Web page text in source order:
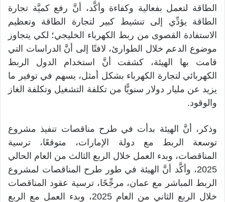
الطاقة لتعمل بفعالية وكفاءة وأكَّد، أنَّ رفع كميَّة تجارة
الطاقة يؤدِّي إلى تنشيط كبير لتجارة الطاقة وتعظيم
الاستفادة القصوى من ربط الكهرباء الخليجي؛ لكي يتجاوز
موضوع الدعم خلال الطوارئ، لافتًا إلى أنَّ الدراسات التي
قامت بها الهيئة، كشفت أنَّ استخدام الدول الربط
الكهربائي لتجارة الكهرباء بشكل أمثل، يسهم في توفير ما
يزيد عن مليار دولار سنويًّا من تكلفة التشغيل وتكلفة الغاز
والوقود.
وذكر، أنَّ الهيئة بدأت في طرح مناقصات تنفيذ مشروع
توسعة الربط مع دولة الإمارات، متوقعًا، ترسية
المناقصات، وبدء العمل خلال الربع الثالث من العام الحالي
2025، وأكَّد أنَّ الهيئة في طور طرح المناقصات لمشروع
الربط المباشر مع عمان، مرجِّحًا، ترسية عقود المناقصات
خلال الربع الثاني من العام 2025، وبدء العمل مع الربع